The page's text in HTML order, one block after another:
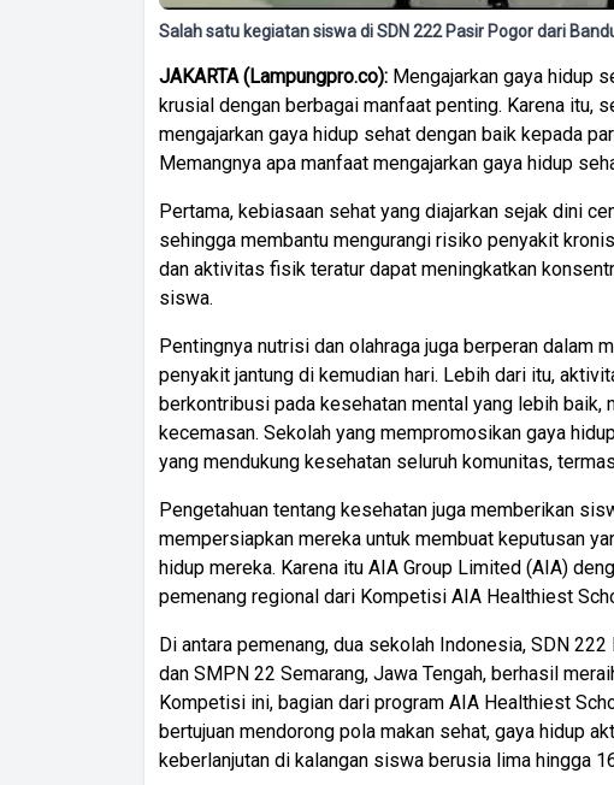
Salah satu kegiatan siswa di SDN 222 Pasir Pogor dari
JAKARTA (Lampungpro.co): Mengajarkan gaya hidup
krusial dengan berbagai manfaat penting. Karena itu,
mengajarkan gaya hidup sehat dengan baik kepada
Memangnya apa manfaat mengajarkan gaya hidup
Pertama, kebiasaan sehat yang diajarkan sejak dini
sehingga membantu mengurangi risiko penyakit
dan aktivitas fisik teratur dapat meningkatkan
siswa.
Pentingnya nutrisi dan olahraga juga berperan dalam
penyakit jantung di kemudian hari. Lebih dari itu,
berkontribusi pada kesehatan mental yang lebih baik,
kecemasan. Sekolah yang mempromosikan gaya
yang mendukung kesehatan seluruh komunitas,
Pengetahuan tentang kesehatan juga memberikan
mempersiapkan mereka untuk membuat keputusan
hidup mereka. Karena itu AIA Group Limited (AIA)
pemenang regional dari Kompetisi AIA Healthiest
Di antara pemenang, dua sekolah Indonesia, SDN
dan SMPN 22 Semarang, Jawa Tengah, berhasil
Kompetisi ini, bagian dari program AIA Healthiest
bertujuan mendorong pola makan sehat, gaya hidup
keberlanjutan di kalangan siswa berusia lima hingga